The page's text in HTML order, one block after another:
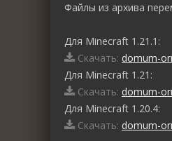
Файлы из архива
Для Minecraft 1.21.1:
Скачать: domum-
Для Minecraft 1.21:
Скачать: domum-
Для Minecraft 1.20.4:
Скачать: domum-